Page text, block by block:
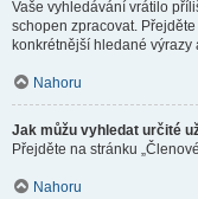
Vaše vyhledávání vrátilo
schopen zpracovat.
konkrétnější hledané
Nahoru
Jak můžu vyhledat určité
Přejděte na stránku
Nahoru